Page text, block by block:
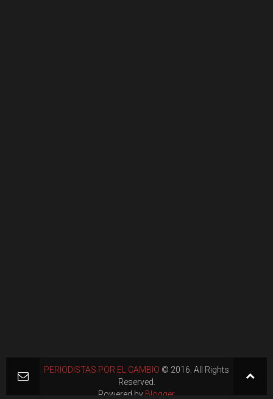
PERIODISTAS POR EL CAMBIO © 2016. All Rights
Reserved.
Powered by Blogger